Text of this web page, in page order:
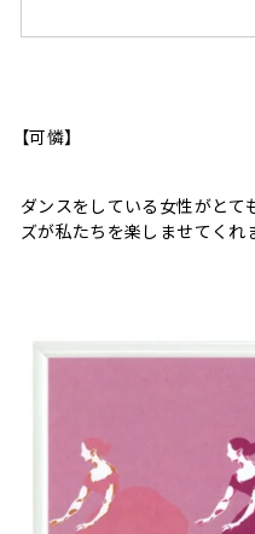
【可憐】
ダンスをしている女性がとて
ズが私たちを楽しませてくれ